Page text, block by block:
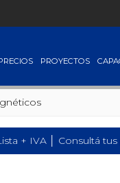
PROYECTOS
+ IVA │ Consultá